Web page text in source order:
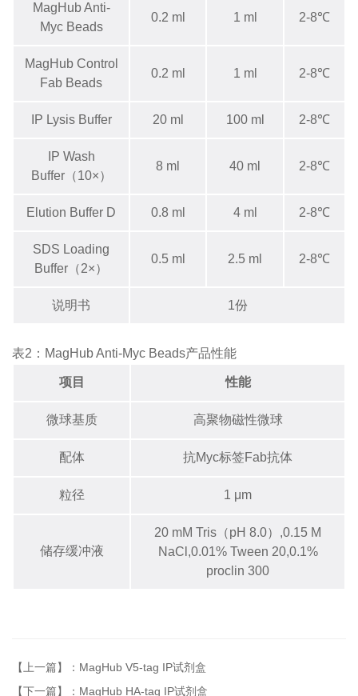
MagHub Anti-
Myc Beads
0.2 ml 1 ml 2-8℃
MagHub Control
Fab Beads
0.2 ml 1 ml 2-8℃
IP Lysis Buffer 20 ml 100 ml 2-8℃
IP Wash
Buffer（10×）
8 ml 40 ml 2-8℃
Elution Buffer D 0.8 ml 4 ml 2-8℃
SDS Loading
Buffer（2×）
0.5 ml 2.5 ml 2-8℃
说明书 1份
表2：MagHub Anti-Myc Beads产品性能
项目 性能
微球基质 高聚物磁性微球
配体 抗Myc标签Fab抗体
粒径 1 μm
储存缓冲液
20 mM Tris （pH 8.0） ,0.15 M
NaCl,0.01% Tween 20,0.1%
proclin 300
【上一篇】：MagHub V5-tag IP试剂盒
【下一篇】：MagHub HA-tag IP试剂盒